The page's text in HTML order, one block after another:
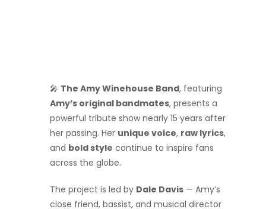
🎤 The Amy Winehouse Band, featuring
Amy’s original bandmates, presents a
powerful tribute show nearly 15 years after
her passing. Her unique voice, raw lyrics,
and bold style continue to inspire fans
across the globe.
The project is led by Dale Davis — Amy’s
close friend, bassist, and musical director